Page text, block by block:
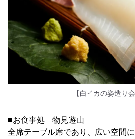
【白イカの姿造り会
■お食事処 物見遊山
全席テーブル席であり、広い空間